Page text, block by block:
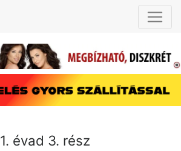
1. évad 3. rész